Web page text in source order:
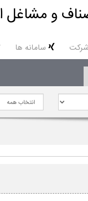
و مشاغل
سامانه ها